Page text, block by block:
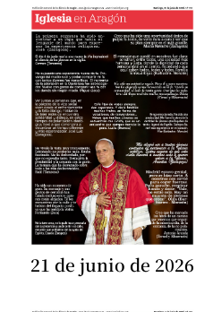
21 de junio de 2026